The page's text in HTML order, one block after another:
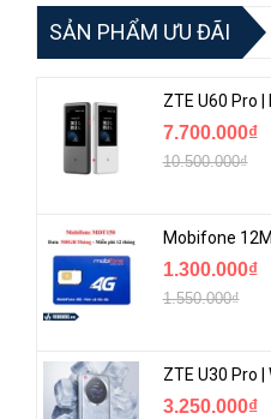
SẢN PHẨM ƯU ĐÃI
7.700.000₫
10.500.000₫
1.300.000₫
1.550.000₫
3.250.000₫